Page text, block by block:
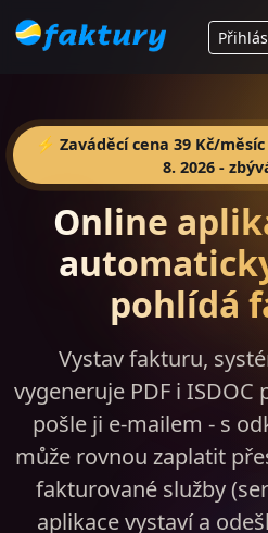
⚡ Zaváděcí cena 39 Kč/
8. 2026 -
Online
pohlídá
Vystav fakturu,
vygeneruje PDF i
pošle ji e-mailem - s
může rovnou zaplatit
fakturované služby
aplikace vystaví a